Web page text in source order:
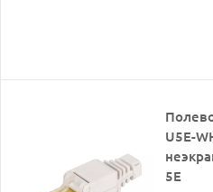
U5E-
5E